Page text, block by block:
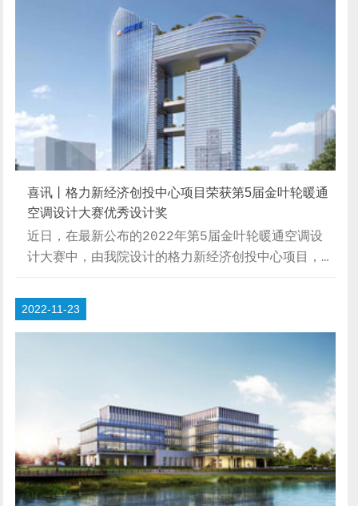
容分配之后，全体人员按2人一组配合行动，不畏冷空
气影响，纷纷积极投入到胡湾社区的各个街巷的卫生死
角清扫工作中，对巷道中出现的烟头、不可分解垃圾、
花池中的杂物、街...
喜讯丨格力新经济创投中心项目荣获第5届金叶轮暖通
空调设计大赛优秀设计奖
近日，在最新公布的2022年第5届金叶轮暖通空调设
计大赛中，由我院设计的格力新经济创投中心项目，荣
大赛是由中国勘察设计协会建筑环境与能源应用分会和
国家节能环保制冷设备工程技术研究中心联合主办，面
来暖通空调绿色节能发展提供更多创新性和实践性相结
合的优秀方案。2013年首次创办至今，参赛项目已涉
及多个行业，针对不同场景、不同建筑、不同环境...
2022-11-23